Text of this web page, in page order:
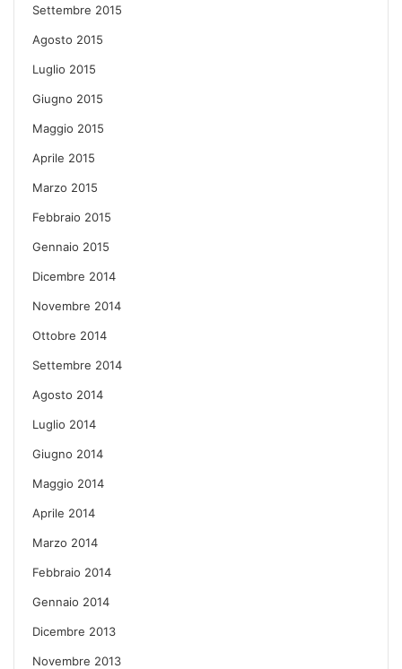
Settembre 2015
Agosto 2015
Luglio 2015
Giugno 2015
Maggio 2015
Aprile 2015
Marzo 2015
Febbraio 2015
Gennaio 2015
Dicembre 2014
Novembre 2014
Ottobre 2014
Settembre 2014
Agosto 2014
Luglio 2014
Giugno 2014
Maggio 2014
Aprile 2014
Marzo 2014
Febbraio 2014
Gennaio 2014
Dicembre 2013
Novembre 2013